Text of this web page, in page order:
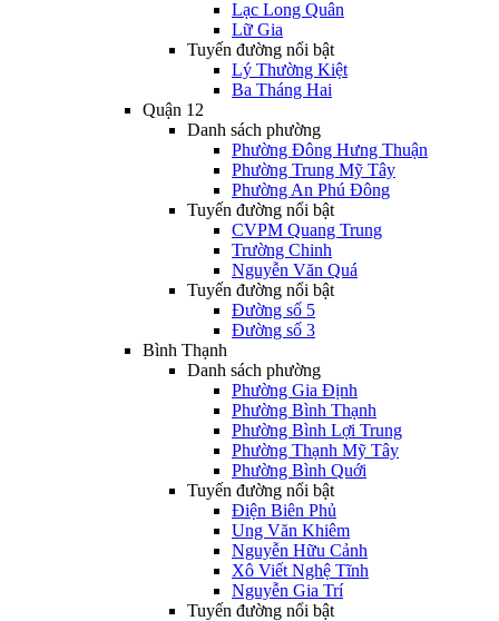
Lạc Long Quân
Lữ Gia
Tuyến đường nổi bật
Lý Thường Kiệt
Ba Tháng Hai
Quận 12
Danh sách phường
Phường Đông Hưng Thuận
Phường Trung Mỹ Tây
Phường An Phú Đông
Tuyến đường nổi bật
CVPM Quang Trung
Trường Chinh
Nguyễn Văn Quá
Tuyến đường nổi bật
Đường số 5
Đường số 3
Bình Thạnh
Danh sách phường
Phường Gia Định
Phường Bình Thạnh
Phường Bình Lợi Trung
Phường Thạnh Mỹ Tây
Phường Bình Quới
Tuyến đường nổi bật
Điện Biên Phủ
Ung Văn Khiêm
Nguyễn Hữu Cảnh
Xô Viết Nghệ Tĩnh
Nguyễn Gia Trí
Tuyến đường nổi bật